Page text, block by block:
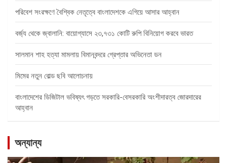
পরিবেশ সংরক্ষণে বৈশ্বিক নেতৃত্বে বাংলাদেশকে এগিয়ে আসার আহ্বান
বর্জ্য থেকে জ্বালানি: বায়োগ্যাসে ২৩,৭৩১ কোটি রুপি বিনিয়োগ করবে ভারত
সালমান শাহ হত্যা মামলায় বিমানবন্দরে গ্রেপ্তার অভিনেতা ডন
মিমের নতুন বোল্ড ছবি আলোচনায়
বাংলাদেশের ডিজিটাল ভবিষ্যৎ গড়তে সরকারি-বেসরকারি অংশীদারত্ব জোরদারের
আহ্বান
অন্যান্য